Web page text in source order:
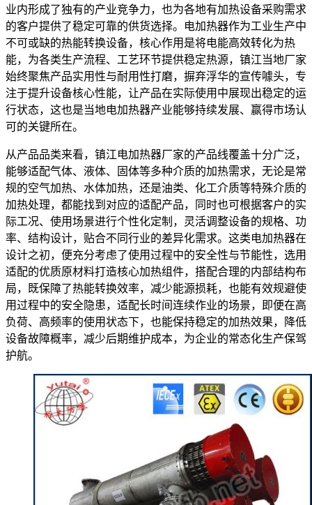
业内形成了独有的产业竞争力，也为各地有加热设备采购需求
的客户提供了稳定可靠的供货选择。电加热器作为工业生产中
不可或缺的热能转换设备，核心作用是将电能高效转化为热
能，为各类生产流程、工艺环节提供稳定热源，镇江当地厂家
始终聚焦产品实用性与耐用性打磨，摒弃浮华的宣传噱头，专
注于提升设备核心性能，让产品在实际使用中展现出稳定的运
行状态，这也是当地电加热器产业能够持续发展、赢得市场认
可的关键所在。
从产品品类来看，镇江电加热器厂家的产品线覆盖十分广泛，
能够适配气体、液体、固体等多种介质的加热需求，无论是常
规的空气加热、水体加热，还是油类、化工介质等特殊介质的
加热处理，都能找到对应的适配产品，同时也可根据客户的实
际工况、使用场景进行个性化定制，灵活调整设备的规格、功
率、结构设计，贴合不同行业的差异化需求。这类电加热器在
设计之初，便充分考虑了使用过程中的安全性与节能性，选用
适配的优质原材料打造核心加热组件，搭配合理的内部结构布
局，既保障了热能转换效率，减少能源损耗，也能有效规避使
用过程中的安全隐患，适配长时间连续作业的场景，即便在高
负荷、高频率的使用状态下，也能保持稳定的加热效果，降低
设备故障概率，减少后期维护成本，为企业的常态化生产保驾
护航。